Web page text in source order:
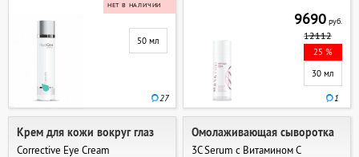
НЕТ В НАЛИЧИИ
50 мл
27
9690руб.
12112
25 %
30 мл
1
Крем для кожи вокруг глаз
Corrective Eye Cream
Омолаживающая сыворотка
3C Serum с Витамином С